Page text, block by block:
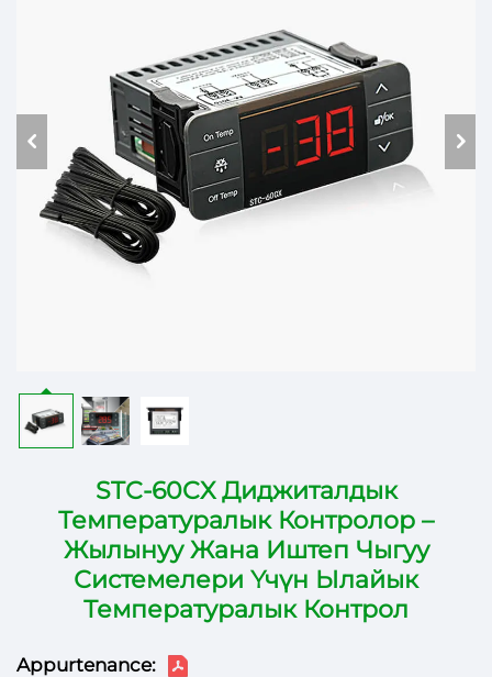
STC-60CX Диджиталдык
Температуралык Контролор –
Жылынуу Жана Иштеп Чыгуу
Системелери Үчүн Ылайык
Температуралык Контрол
Appurtenance: